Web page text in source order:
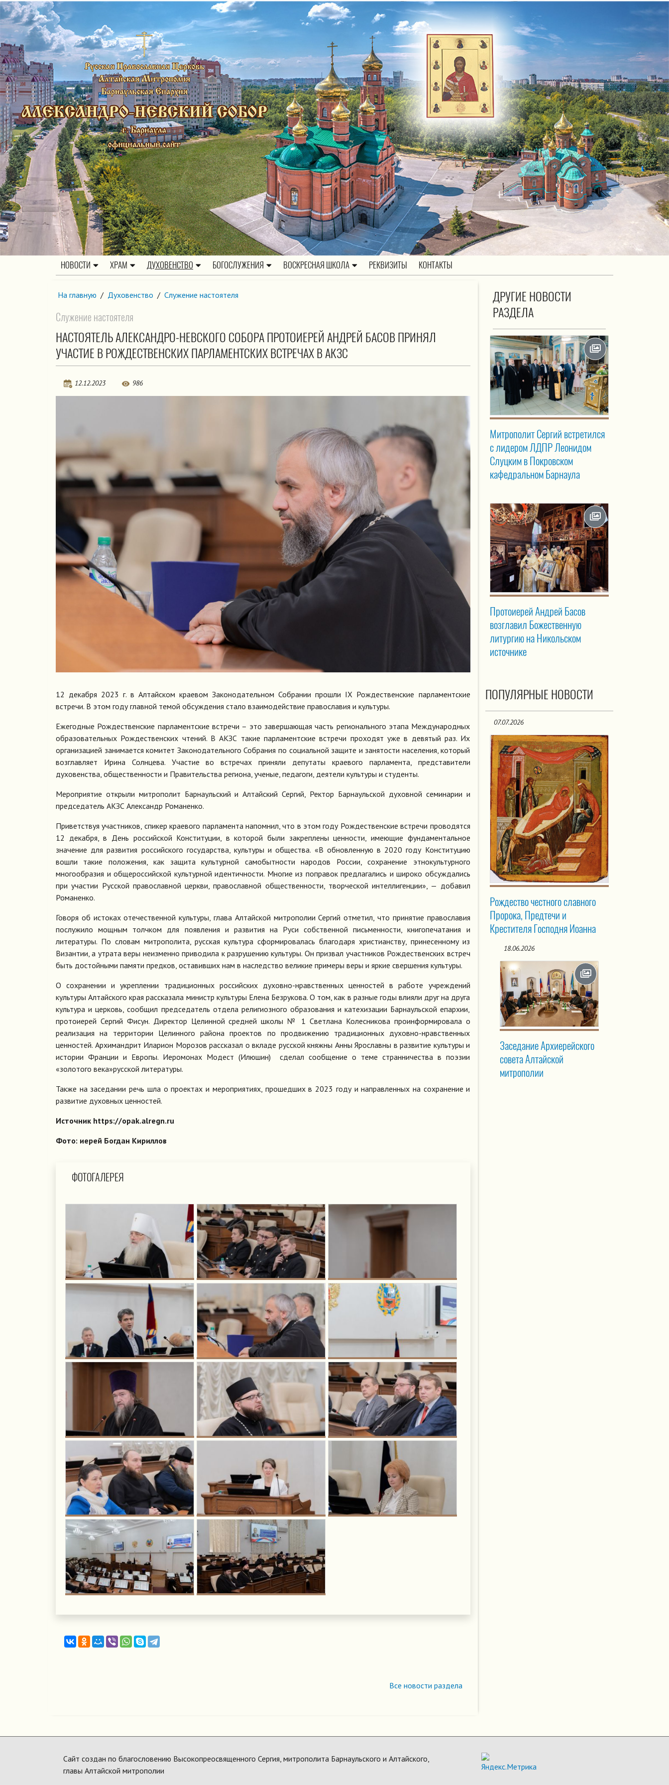
НОВОСТИ ХРАМ ДУХОВЕНСТВО БОГОСЛУЖЕНИЯ ВОСКРЕСНАЯ ШКОЛА РЕКВИЗИТЫ КОНТАКТЫ
На главную / Духовенство / Служение настоятеля
Служение настоятеля
НАСТОЯТЕЛЬ АЛЕКСАНДРО-НЕВСКОГО СОБОРА ПРОТОИЕРЕЙ АНДРЕЙ БАСОВ ПРИНЯЛ
УЧАСТИЕ В РОЖДЕСТВЕНСКИХ ПАРЛАМЕНТСКИХ ВСТРЕЧАХ В АКЗС
12.12.2023 986
12 декабря 2023 г. в Алтайском краевом Законодательном Собрании прошли IX Рождественские парламентские
встречи. В этом году главной темой обсуждения стало взаимодействие православия и культуры.
Ежегодные Рождественские парламентские встречи – это завершающая часть регионального этапа Международных
образовательных Рождественских чтений. В АКЗС такие парламентские встречи проходят уже в девятый раз. Их
организацией занимается комитет Законодательного Собрания по социальной защите и занятости населения, который
возглавляет Ирина Солнцева. Участие во встречах приняли депутаты краевого парламента, представители
духовенства, общественности и Правительства региона, ученые, педагоги, деятели культуры и студенты.
Мероприятие открыли митрополит Барнаульский и Алтайский Сергий, Ректор Барнаульской духовной семинарии и
председатель АКЗС Александр Романенко.
Приветствуя участников, спикер краевого парламента напомнил, что в этом году Рождественские встречи проводятся
12 декабря, в День российской Конституции, в которой были закреплены ценности, имеющие фундаментальное
значение для развития российского государства, культуры и общества. «В обновленную в 2020 году Конституцию
вошли такие положения, как защита культурной самобытности народов России, сохранение этнокультурного
многообразия и общероссийской культурной идентичности. Многие из поправок предлагались и широко обсуждались
при участии Русской православной церкви, православной общественности, творческой интеллигенции», — добавил
Романенко.
Говоря об истоках отечественной культуры, глава Алтайской митрополии Сергий отметил, что принятие православия
послужило мощным толчком для появления и развития на Руси собственной письменности, книгопечатания и
литературы. По словам митрополита, русская культура сформировалась благодаря христианству, принесенному из
Византии, а утрата веры неизменно приводила к разрушению культуры. Он призвал участников Рождественских встреч
быть достойными памяти предков, оставивших нам в наследство великие примеры веры и яркие свершения культуры.
О сохранении и укреплении традиционных российских духовно-нравственных ценностей в работе учреждений
культуры Алтайского края рассказала министр культуры Елена Безрукова. О том, как в разные годы влияли друг на друга
культура и церковь, сообщил председатель отдела религиозного образования и катехизации Барнаульской епархии,
протоиерей Сергий Фисун. Директор Целинной средней школы № 1 Светлана Колесникова проинформировала о
реализация на территории Целинного района проектов по продвижению традиционных духовно-нравственных
ценностей. Архимандрит Иларион Морозов рассказал о вкладе русской княжны Анны Ярославны в развитие культуры и
истории Франции и Европы. Иеромонах Модест (Илюшин) сделал сообщение о теме странничества в поэзии
«золотого века»русской литературы.
Также на заседании речь шла о проектах и мероприятиях, прошедших в 2023 году и направленных на сохранение и
развитие духовных ценностей.
Источник https://opak.alregn.ru
Фото: иерей Богдан Кириллов
ФОТОГАЛЕРЕЯ
Все новости раздела
ДРУГИЕ НОВОСТИ
РАЗДЕЛА
Митрополит Сергий встретился
с лидером ЛДПР Леонидом
Слуцким в Покровском
кафедральном Барнаула
Протоиерей Андрей Басов
возглавил Божественную
литургию на Никольском
источнике
ПОПУЛЯРНЫЕ НОВОСТИ
07.07.2026
Рождество честного славного
Пророка, Предтечи и
Крестителя Господня Иоанна
18.06.2026
Заседание Архиерейского
совета Алтайской
митрополии
Сайт создан по благословению Высокопреосвященного Сергия, митрополита Барнаульского и Алтайского,
главы Алтайской митрополии